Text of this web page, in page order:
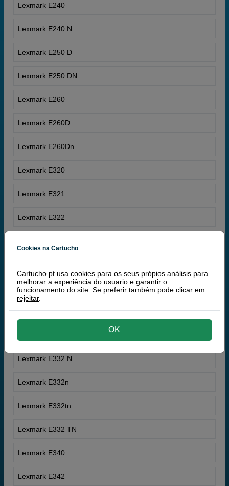
Lexmark E240
Lexmark E240 N
Lexmark E250 D
Lexmark E250 DN
Lexmark E260
Lexmark E260D
Lexmark E260Dn
Lexmark E320
Lexmark E321
Lexmark E322
Lexmark E323 N
Lexmark E330
Lexmark E332 N
Lexmark E332n
Lexmark E332tn
Lexmark E332 TN
Lexmark E340
Lexmark E342
Cookies na Cartucho
Cartucho.pt usa cookies para os seus própios análisis para
melhorar a experiência do usuario e garantir o
funcionamento do site. Se preferir também pode clicar em
rejeitar.
OK